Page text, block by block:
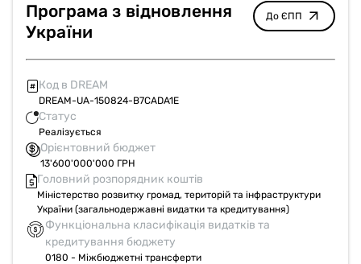
Програма з відновлення
України
До ЄПП
Код в DREAM
DREAM-UA-150824-B7CADA1E
Статус
Реалізується
Орієнтовний бюджет
13'600'000'000 ГРН
Головний розпорядник коштів
Міністерство розвитку громад, територій та інфраструктури
України (загальнодержавні видатки та кредитування)
Функціональна класифікація видатків та
кредитування бюджету
0180 - Міжбюджетні трансферти